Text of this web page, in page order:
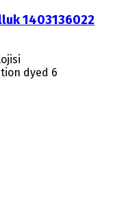
1403136022
dyed 6